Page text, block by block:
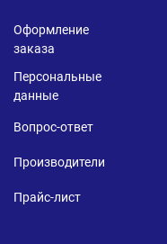
Оформление
заказа
Персональные
данные
Вопрос-ответ
Производители
Прайс-лист